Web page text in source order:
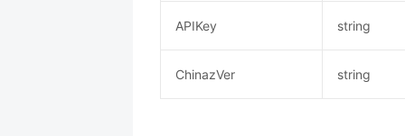
APIKey string
ChinazVer string